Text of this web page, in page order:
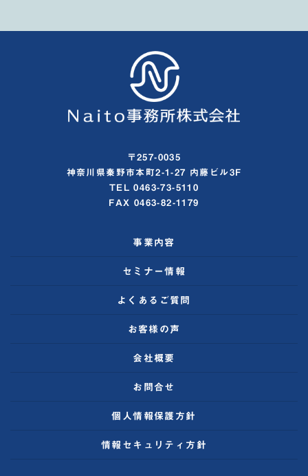
〒257-0035
神奈川県秦野市本町2-1-27 内藤ビル3F
TEL 0463-73-5110
FAX 0463-82-1179
事業内容
セミナー情報
よくあるご質問
お客様の声
会社概要
お問合せ
個人情報保護方針
情報セキュリティ方針